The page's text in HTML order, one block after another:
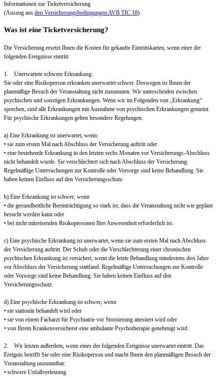
Informationen zur Ticketversicherung
(Auszug aus den Versicherungsbedingungen AVB TIC 18)
Was ist eine Ticketversicherung?
Die Versicherung ersetzt Ihnen die Kosten für gekaufte Eintrittskarten, wenn einer der
folgenden Ereignisse eintritt:
1. Unerwartete schwere Erkrankung:
Sie oder eine Risikoperson erkranken unerwartet schwer. Deswegen ist Ihnen der
planmäßige Besuch der Veranstaltung nicht zuzumuten. Wir unterscheiden zwischen
psychischen und sonstigen Erkrankungen. Wenn wir im Folgenden von „Erkrankung“
sprechen, sind alle Erkrankungen mit Ausnahme von psychischen Erkrankungen gemeint.
Für psychische Erkrankungen gelten besondere Regelungen.
a) Eine Erkrankung ist unerwartet, wenn:
• sie zum ersten Mal nach Abschluss der Versicherung auftritt oder
• eine bestehende Erkrankung in den letzten sechs Monaten vor Versicherungs-Abschluss
nicht behandelt wurde. Sie verschlechtert sich nach Abschluss der Versicherung.
Regelmäßige Untersuchungen zur Kontrolle oder Vorsorge sind keine Behandlung. Sie
haben keinen Einfluss auf den Versicherungsschutz.
b) Eine Erkrankung ist schwer, wenn
• die gesundheitliche Beeinträchtigung so stark ist, dass die Veranstaltung nicht wie geplant
besucht werden kann oder
• bei nicht mitreisenden Risikopersonen Ihre Anwesenheit erforderlich ist.
c) Eine psychische Erkrankung ist unerwartet, wenn sie zum ersten Mal nach Abschluss
der Versicherung auftritt. Der Schub oder die Verschlechterung einer chronischen
psychischen Erkrankung ist versichert, wenn die letzte Behandlung mindestens drei Jahre
vor Abschluss der Versicherung stattfand. Regelmäßige Untersuchungen zur Kontrolle
oder Vorsorge sind keine Behandlung. Sie haben keinen Einfluss auf den
Versicherungsschutz.
d) Eine psychische Erkrankung ist schwer, wenn
• sie stationär behandelt wird oder
• sie von einem Facharzt für Psychiatrie vor Stornierung attestiert wird oder
• von Ihrem Krankenversicherer eine ambulante Psychotherapie genehmigt wird.
2. Wir leisten außerdem, wenn eines der folgenden Ereignisse unerwartet eintritt. Das
Ereignis betrifft Sie oder eine Risikoperson und macht Ihnen den planmäßigen Besuch der
Veranstaltung unzumutbar:
• schwere Unfallverletzung